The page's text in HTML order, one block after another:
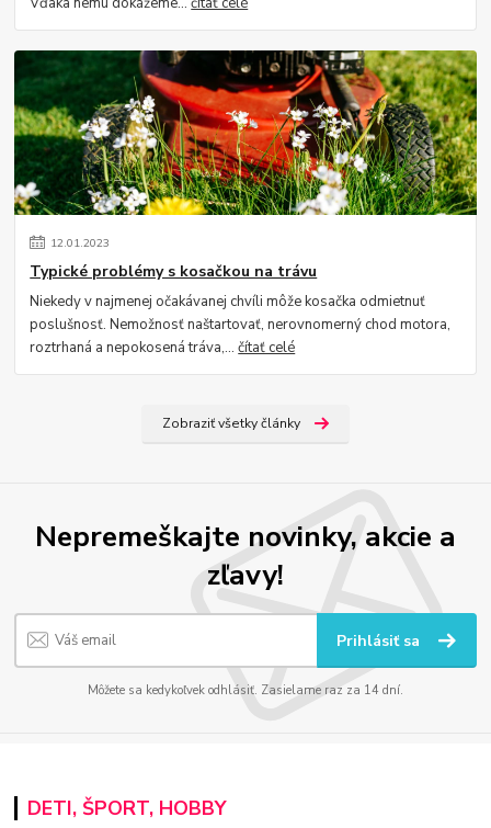
12.01.2023
Typické problémy s kosačkou na trávu
Niekedy v najmenej očakávanej chvíli môže kosačka odmietnuť
poslušnosť. Nemožnosť naštartovať, nerovnomerný chod motora,
roztrhaná a nepokosená tráva,...čítať celé
Zobraziť všetky články
Nepremeškajte novinky, akcie a
zľavy!
Prihlásiť sa
Môžete sa kedykoľvek odhlásiť. Zasielame raz za 14 dní.
DETI, ŠPORT, HOBBY